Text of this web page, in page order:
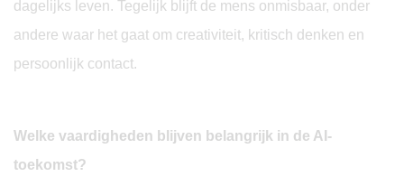
dagelijks leven. Tegelijk blijft de mens onmisbaar, onder
andere waar het gaat om creativiteit, kritisch denken en
persoonlijk contact.
Welke vaardigheden blijven belangrijk in de AI-
toekomst?